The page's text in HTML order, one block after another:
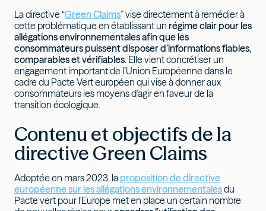
La directive “Green Claims” vise directement à remédier à
cette problématique en établissant un régime clair pour les
allégations environnementales afin que les
consommateurs puissent disposer d’informations fiables,
comparables et vérifiables . Elle vient concrétiser un
engagement important de l’Union Européenne dans le
cadre du Pacte Vert européen qui vise à donner aux
consommateurs les moyens d’agir en faveur de la
transition écologique.
Contenu et objectifs de la
directive Green Claims
Adoptée en mars 2023, la proposition de directive
européenne sur les allégations environnementalesdu
Pacte vert pour l'Europe met en place un certain nombre